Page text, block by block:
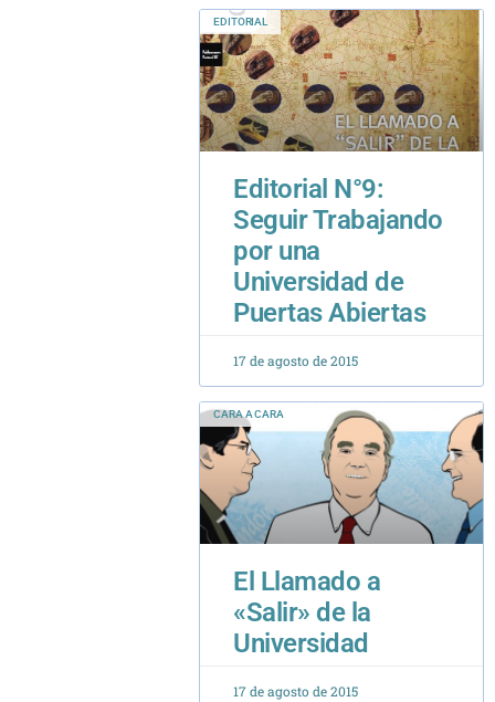
Editorial N°9:
Seguir Trabajando
por una
Universidad de
Puertas Abiertas
17 de agosto de 2015
El Llamado a
«Salir» de la
Universidad
17 de agosto de 2015